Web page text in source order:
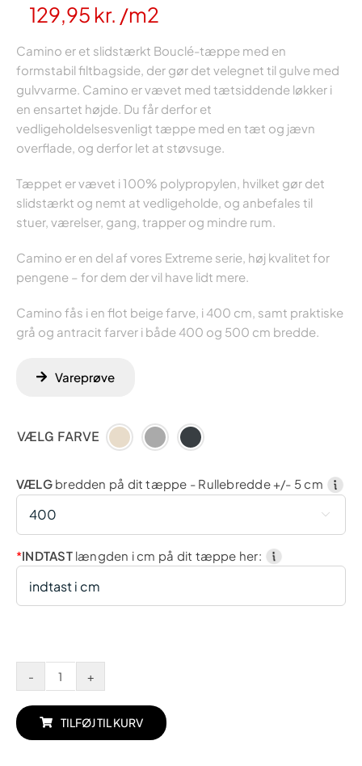
129,95 kr. /m2
Camino er et slidstærkt Bouclé-tæppe med en
formstabil filtbagside, der gør det velegnet til gulve med
gulvvarme. Camino er vævet med tætsiddende løkker i
en ensartet højde. Du får derfor et
vedligeholdelsesvenligt tæppe med en tæt og jævn
overflade, og derfor let at støvsuge.
Tæppet er vævet i 100% polypropylen, hvilket gør det
slidstærkt og nemt at vedligeholde, og anbefales til
stuer, værelser, gang, trapper og mindre rum.
Camino er en del af vores Extreme serie, høj kvalitet for
pengene – for dem der vil have lidt mere.
Camino fås i en flot beige farve, i 400 cm, samt praktiske
grå og antracit farver i både 400 og 500 cm bredde.
Vareprøve
VÆLG FARVE
VÆLGbredden på dit tæppe - Rullebredde +/- 5 cm

*INDTASTlængden i cm på dit tæppe her:
Camino
TILFØJ TIL KURV